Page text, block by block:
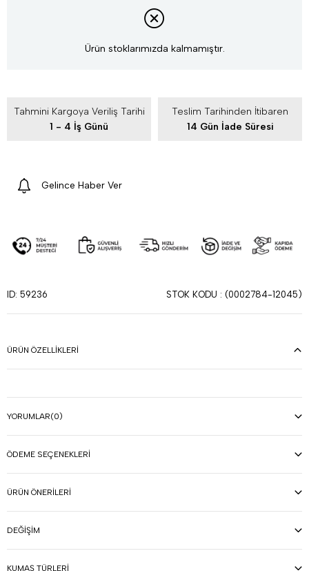
Ürün stoklarımızda kalmamıştır.
Tahmini Kargoya Veriliş Tarihi
1 - 4 İş Günü
Teslim Tarihinden İtibaren
14 Gün İade Süresi
Gelince Haber Ver
ID: 59236 STOK KODU (0002784-12045)
ÜRÜN ÖZELLIKLERI
YORUMLAR(0)
ÖDEME SEÇENEKLERI
ÜRÜN ÖNERILERI
DEĞIŞIM
KUMAŞ TÜRLERI